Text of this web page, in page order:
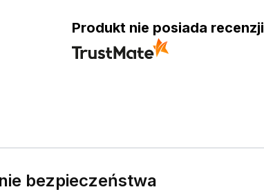
Produkt nie posiada recenzji
bezpieczeństwa